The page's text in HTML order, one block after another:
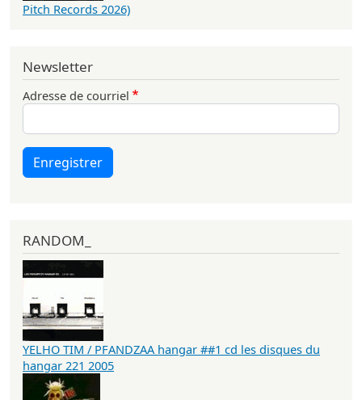
Pitch Records 2026)
Newsletter
Adresse de courriel
Enregistrer
RANDOM_
YELHO TIM / PFANDZAA hangar ##1 cd les disques du
hangar 221 2005